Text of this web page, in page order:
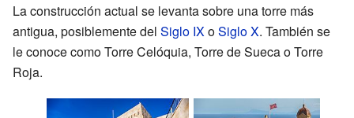
La construcción actual se levanta sobre una torre más
antigua, posiblemente del Siglo IXoSiglo X. También se
le conoce como Torre Celóquia, Torre de Sueca o Torre
Roja.